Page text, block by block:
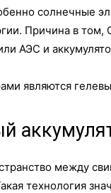
солнечные
Причина в
АЭС и
являются
между
технология